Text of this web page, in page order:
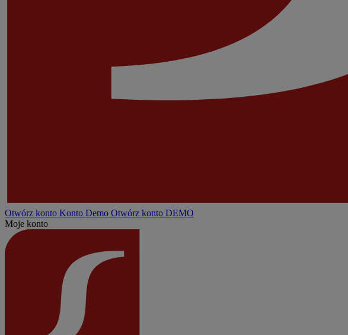
Otwórz konto Konto Demo Otwórz konto DEMO
Moje konto